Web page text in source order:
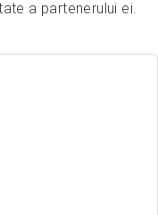
a partenerului ei.